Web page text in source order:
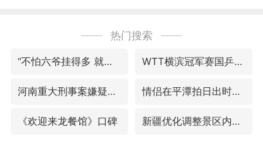
热门搜索
“不怕六爷挂得多 就怕六爷挂一颗” WTT横滨冠军赛国乒女单三将晋级四强
河南重大刑事案嫌疑人落网 情侣在平潭拍日出时坠崖致一死一伤
《欢迎来龙餐馆》口碑 新疆优化调整景区内自驾服务费